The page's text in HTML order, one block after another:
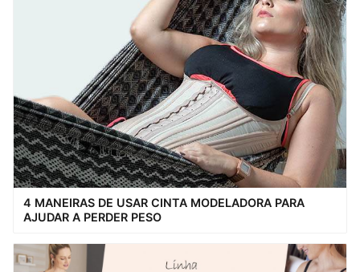
4 MANEIRAS DE USAR CINTA MODELADORA PARA
AJUDAR A PERDER PESO